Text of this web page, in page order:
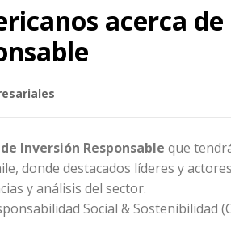
acerca de
Inversión Responsable que
donde destacados líderes y
y análisis del sector.
Social & Sostenibilidad